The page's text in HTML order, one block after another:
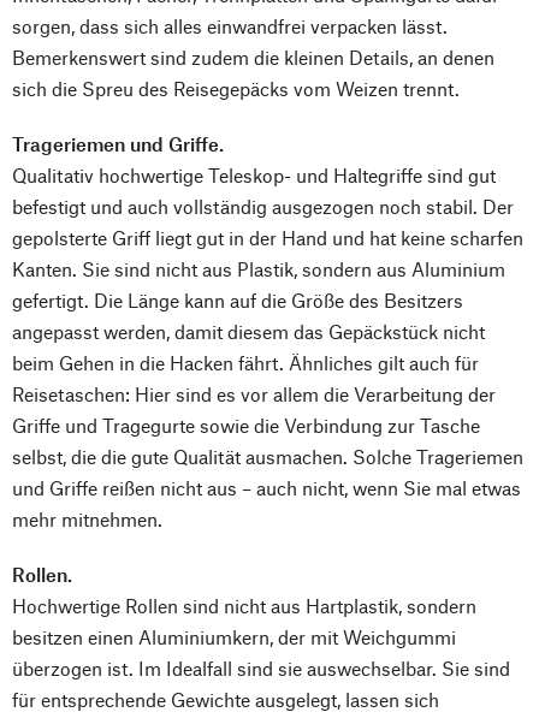
sorgen, dass sich alles einwandfrei verpacken lässt.
Bemerkenswert sind zudem die kleinen Details, an denen
sich die Spreu des Reisegepäcks vom Weizen trennt.
Trageriemen und Griffe.
Qualitativ hochwertige Teleskop- und Haltegriffe sind gut
befestigt und auch vollständig ausgezogen noch stabil. Der
gepolsterte Griff liegt gut in der Hand und hat keine scharfen
Kanten. Sie sind nicht aus Plastik, sondern aus Aluminium
gefertigt. Die Länge kann auf die Größe des Besitzers
angepasst werden, damit diesem das Gepäckstück nicht
beim Gehen in die Hacken fährt. Ähnliches gilt auch für
Reisetaschen: Hier sind es vor allem die Verarbeitung der
Griffe und Tragegurte sowie die Verbindung zur Tasche
selbst, die die gute Qualität ausmachen. Solche Trageriemen
und Griffe reißen nicht aus – auch nicht, wenn Sie mal etwas
mehr mitnehmen.
Rollen.
Hochwertige Rollen sind nicht aus Hartplastik, sondern
besitzen einen Aluminiumkern, der mit Weichgummi
überzogen ist. Im Idealfall sind sie auswechselbar. Sie sind
für entsprechende Gewichte ausgelegt, lassen sich